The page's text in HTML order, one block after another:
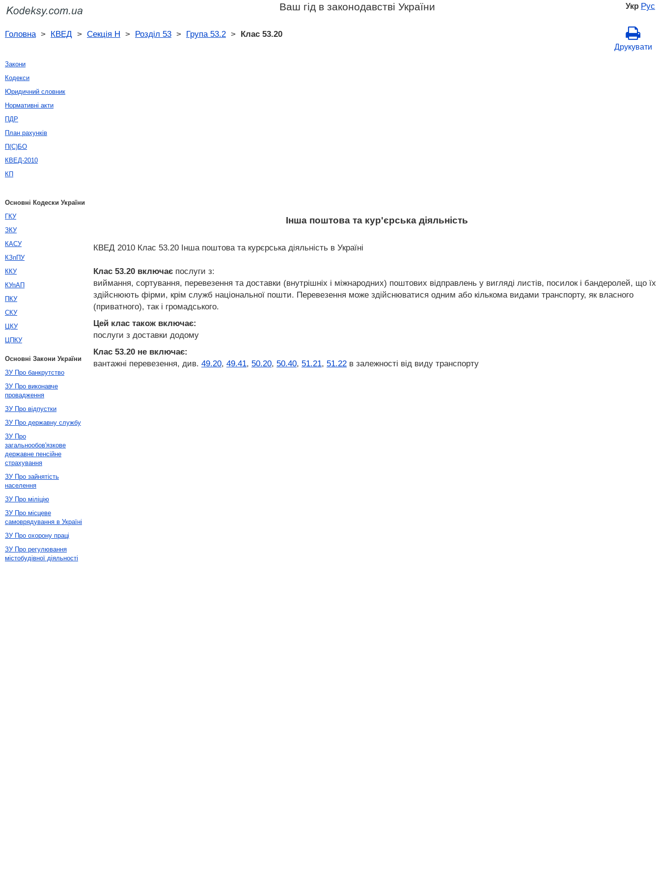
Укр Рус
Ваш гід в законодавстві України
Головна> КВЕД > Секція H > Розділ 53 > Група 53.2 > Клас 53.20
Друкувати
Інша поштова та кур'єрська діяльність
КВЕД 2010 Клас 53.20 Інша поштова та курєрська діяльність в Україні
Клас 53.20 включає послуги з:
виймання, сортування, перевезення та доставки (внутрішніх і міжнародних) поштових відправлень у вигляді листів, посилок і бандеролей, що їх
здійснюють фірми, крім служб національної пошти. Перевезення може здійснюватися одним або кількома видами транспорту, як власного
(приватного), так і громадського.
Цей клас також включає:
послуги з доставки додому
Клас 53.20 не включає:
вантажні перевезення, див. 49.20, 49.41, 50.20, 50.40, 51.21, 51.22 в залежності від виду транспорту
Закони
Кодекси
Юридичний словник
Нормативні акти
ПДР
План рахунків
П(С)БО
КВЕД-2010
КП
Основні Кодески України
ГКУ
ЗКУ
КАСУ
КЗпПУ
ККУ
КУпАП
ПКУ
СКУ
ЦКУ
ЦПКУ
Основні Закони України
ЗУ Про банкрутство
ЗУ Про виконавче
провадження
ЗУ Про відпустки
ЗУ Про державну службу
ЗУ Про
загальнообов'язкове
державне пенсійне
страхування
ЗУ Про зайнятість
населення
ЗУ Про міліцію
ЗУ Про місцеве
самоврядування в Україні
ЗУ Про охорону праці
ЗУ Про регулювання
містобудівної діяльності